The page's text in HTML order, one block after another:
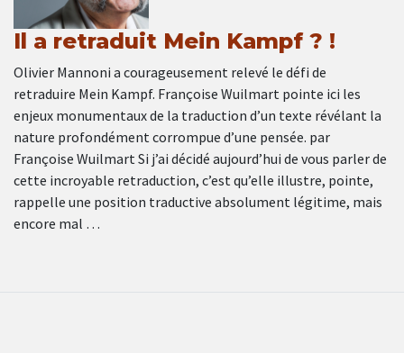
Il a retraduit Mein Kampf ? !
Olivier Mannoni a courageusement relevé le défi de
retraduire Mein Kampf. Françoise Wuilmart pointe ici les
enjeux monumentaux de la traduction d’un texte révélant la
nature profondément corrompue d’une pensée. par
Françoise Wuilmart Si j’ai décidé aujourd’hui de vous parler de
cette incroyable retraduction, c’est qu’elle illustre, pointe,
rappelle une position traductive absolument légitime, mais
encore mal …